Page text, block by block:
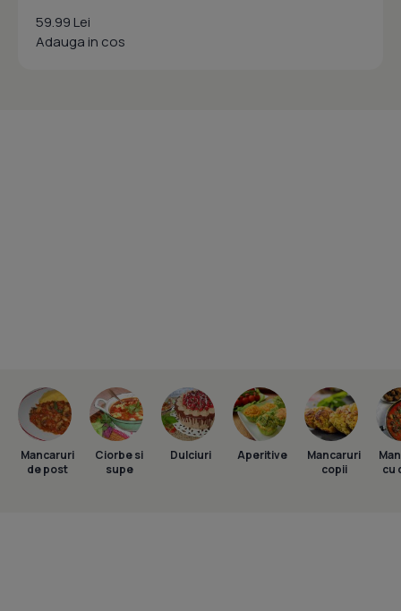
59.99 Lei
Adauga in cos
Mancaruri
de post
Ciorbe si
supe
Dulciuri Aperitive
Mancaruri
copii
cu